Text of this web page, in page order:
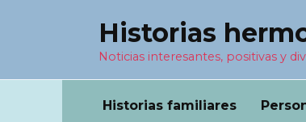
Historias
Noticias interesantes, positivas y
Historias familiares